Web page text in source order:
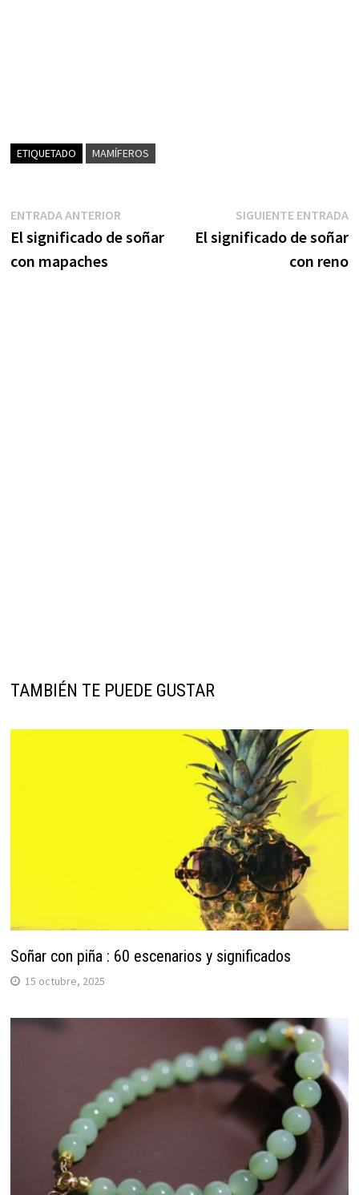
ETIQUETADO MAMÍFEROS
Navegación
de
entradas
ENTRADA ANTERIOREntrada
anterior:
El significado de soñar
con mapaches
SIGUIENTE ENTRADA
El significado de soñar
con reno
TAMBIÉN TE PUEDE GUSTAR
Soñar con piña : 60 escenarios y significados
15 octubre, 2025